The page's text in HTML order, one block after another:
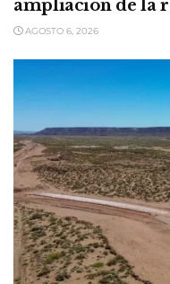
ampliación de la
AGOSTO 6, 2026